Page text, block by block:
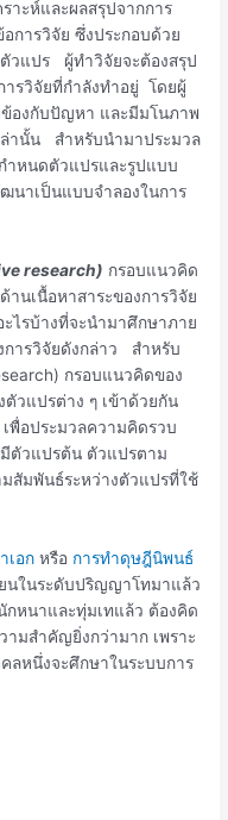
าะห์และผลสรุปจากการ
การวิจัย ซึ่งประกอบด้วย
วแปร ผู้ทำวิจัยจะต้องสรุป
ารวิจัยที่กำลังทำอยู่ โดยผู้
องกับปัญหา และมีมโนภาพ
ล่านั้น สำหรับนำมาประมวล
ำหนดตัวแปรและรูปแบบ
นาเป็นแบบจำลองในการ
research) กรอบแนวคิด
นเนื้อหาสาระของการวิจัย
ไรบ้างที่จะนำมาศึกษาภาย
การวิจัยดังกล่าว สำหรับ
กรอบแนวคิดของ
ตัวแปรต่าง ๆ เข้าด้วยกัน
พื่อประมวลความคิดรวบ
ตัวแปรต้น ตัวแปรตาม
มสัมพันธ์ระหว่างตัวแปรที่ใช้
เอก หรือ การทำดุษฎีนิพนธ์
ยนในระดับปริญญาโทมาแล้ว
หนาและทุ่มเทแล้ว ต้องคิด
มสำคัญยิ่งกว่ามาก เพราะ
ลหนึ่งจะศึกษาในระบบการ